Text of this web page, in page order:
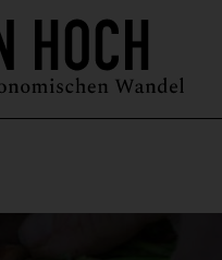
ÜBER UNS SYMPOSIUM